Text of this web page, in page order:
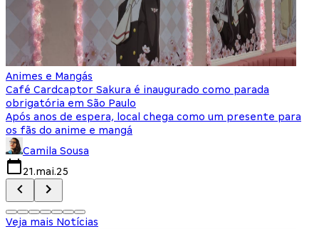
Animes e Mangás
Café Cardcaptor Sakura é inaugurado como parada
obrigatória em São Paulo
Após anos de espera, local chega como um presente para
os fãs do anime e mangá
Camila Sousa
21.mai.25
Veja mais Notícias